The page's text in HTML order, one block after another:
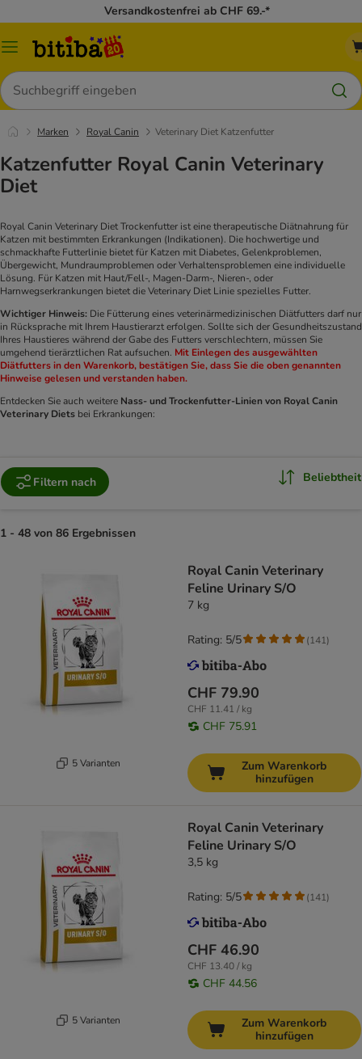
Versandkostenfrei ab CHF 69.-*
Menü
Suchen
Marken Royal Canin Veterinary Diet Katzenfutter
Katzenfutter Royal Canin Veterinary
Diet
Royal Canin Veterinary Diet Trockenfutter ist eine therapeutische Diätnahrung für
Katzen mit bestimmten Erkrankungen (Indikationen). Die hochwertige und
schmackhafte Futterlinie bietet für Katzen mit Diabetes, Gelenkproblemen,
Übergewicht, Mundraumproblemen oder Verhaltensproblemen eine individuelle
Lösung. Für Katzen mit Haut/Fell-, Magen-Darm-, Nieren-, oder
Harnwegserkrankungen bietet die Veterinary Diet Linie spezielles Futter.
Wichtiger Hinweis: Die Fütterung eines veterinärmedizinischen Diätfutters darf nur
in Rücksprache mit Ihrem Haustierarzt erfolgen. Sollte sich der Gesundheitszustand
Ihres Haustieres während der Gabe des Futters verschlechtern, müssen Sie
umgehend tierärztlichen Rat aufsuchen. Mit Einlegen des ausgewählten
Diätfutters in den Warenkorb, bestätigen Sie, dass Sie die oben genannten
Hinweise gelesen und verstanden haben.
Entdecken Sie auch weitere Nass- und Trockenfutter-Linien von Royal Canin
Veterinary Diets bei Erkrankungen:
Filtern nach Beliebtheit
1 - 48 von 86 Ergebnissen
5 Varianten
Royal Canin Veterinary
Feline Urinary S/O
7 kg
CHF 79.90
CHF 11.41 / kg
CHF 75.91
Rating: 5/5 (141)
Zum Warenkorb
hinzufügen
5 Varianten
Royal Canin Veterinary
Feline Urinary S/O
3,5 kg
CHF 46.90
CHF 13.40 / kg
CHF 44.56
Rating: 5/5 (141)
Zum Warenkorb
hinzufügen